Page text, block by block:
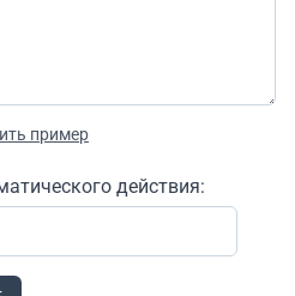
пример
действия: